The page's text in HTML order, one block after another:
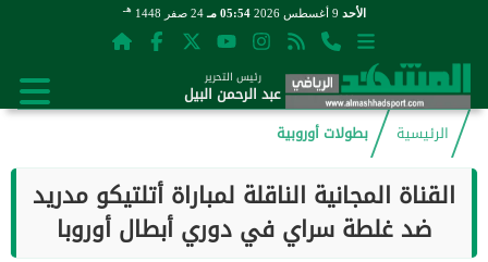
الأحد 05:54 مـ 24 صفر 1448 هـ
رئيس التحرير
عبد الرحمن البيل
الرئيسية
بطولات أوروبية
القناة المجانية الناقلة لمباراة أتلتيكو مدريد
ضد غلطة سراي في دوري أبطال أوروبا